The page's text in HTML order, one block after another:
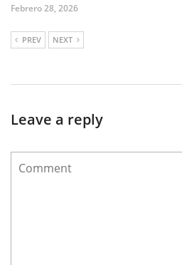
Febrero 28, 2026
PREV NEXT
Leave a reply